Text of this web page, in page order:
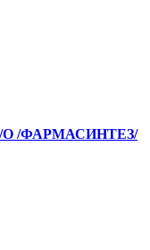
О /ФАРМАСИНТЕЗ/